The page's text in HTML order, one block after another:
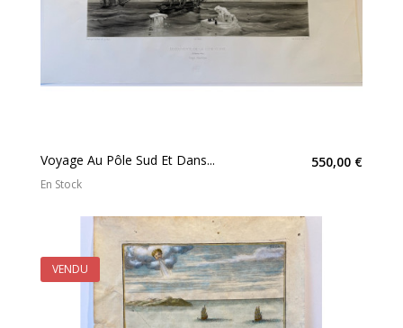
Voyage Au Pôle Sud Et Dans... 550,00 €
En Stock
VENDU